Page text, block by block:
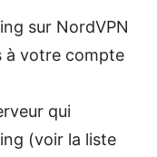
sur NordVPN
à votre compte
qui
(voir la liste